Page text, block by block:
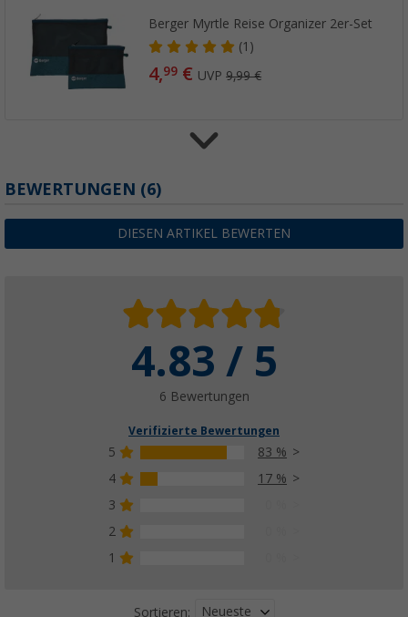
Berger Myrtle Reise Organizer 2er-Set
(1)
4,99 € UVP9,99 €
Berger TopDrop mobile Solardusche 20
3, 99€UVP8,99 €
Berger Washbag faltbar Kulturbeutel
7,99€UVP9,99 €
BEWERTUNGEN (6)
DIESEN ARTIKEL BEWERTEN
4.83 / 5
6 Bewertungen
Verifizierte Bewertungen
5
83 %
4
17 %
3
2
1
Sortieren: Neueste